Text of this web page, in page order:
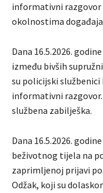
informativni razgovor
okolnostima
Dana 16.5.2026.
između bivših
su policijski službenici
informativni
službena zabilješka.
Dana 16.5.2026.
beživotnog tijela na
zaprimljenoj prijavi
Odžak, koji su